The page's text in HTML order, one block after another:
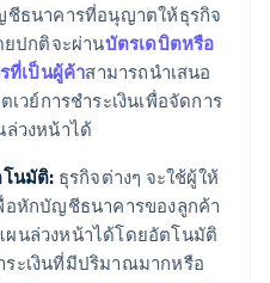
ธนาคารที่อนุญาตให้ธุรกิจ
ยปกติจะผ่านบัตรเดบิตหรือ
ที่เป็นผู้ค้าสามารถนำเสนอ
วย์การชำระเงินเพื่อจัดการ
ล่วงหน้าได้
นมัติ: ธุรกิจต่างๆ จะใช้ผู้ให้
หักบัญชีธนาคารของลูกค้า
นล่วงหน้าได้โดยอัตโนมัติ
ะเงินที่มีปริมาณมากหรือ